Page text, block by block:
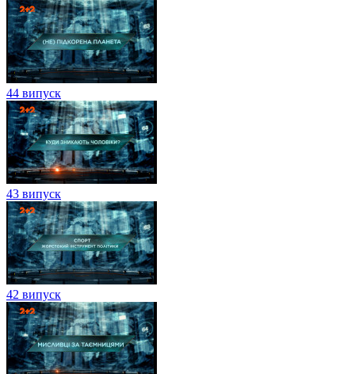
44 випуск
43 випуск
42 випуск